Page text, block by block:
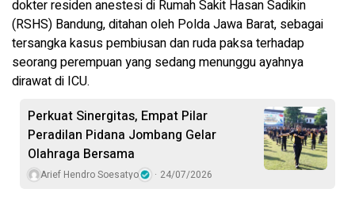
dokter residen anestesi di Rumah Sakit Hasan Sadikin
(RSHS) Bandung, ditahan oleh Polda Jawa Barat, sebagai
tersangka kasus pembiusan dan ruda paksa terhadap
seorang perempuan yang sedang menunggu ayahnya
dirawat di ICU.
Perkuat Sinergitas, Empat Pilar
Peradilan Pidana Jombang Gelar
Olahraga Bersama
Arief Hendro Soesatyo 24/07/2026